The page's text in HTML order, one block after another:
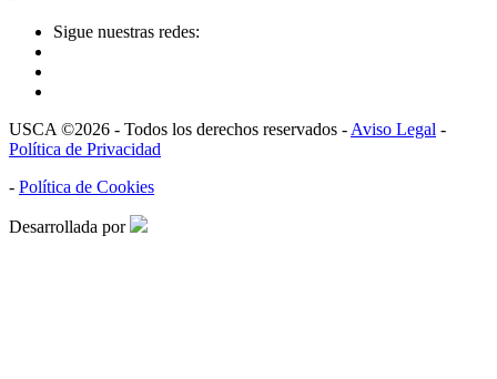
Sigue nuestras redes:
USCA ©2026 - Todos los derechos reservados - Aviso Legal -
Política de Privacidad
- Política de Cookies
Desarrollada por